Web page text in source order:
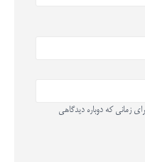
زمانی که دوباره دیدگاهی